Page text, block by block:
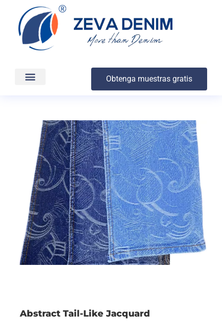
Obtenga muestras gratis
Abstract Tail-Like Jacquard